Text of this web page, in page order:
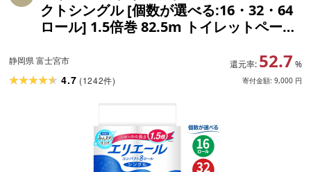
クトシングル [個数が選べる:16・32・64
ロール] 1.5倍巻 82.5m トイレットペーパ
消耗品 備蓄 ふるさと納税 ふるさと 送料
無料 静岡県 富士宮市
静岡県 富士宮市 還元率: 52.7 %
寄付金額: 9,000 円
4.7 (1242件)